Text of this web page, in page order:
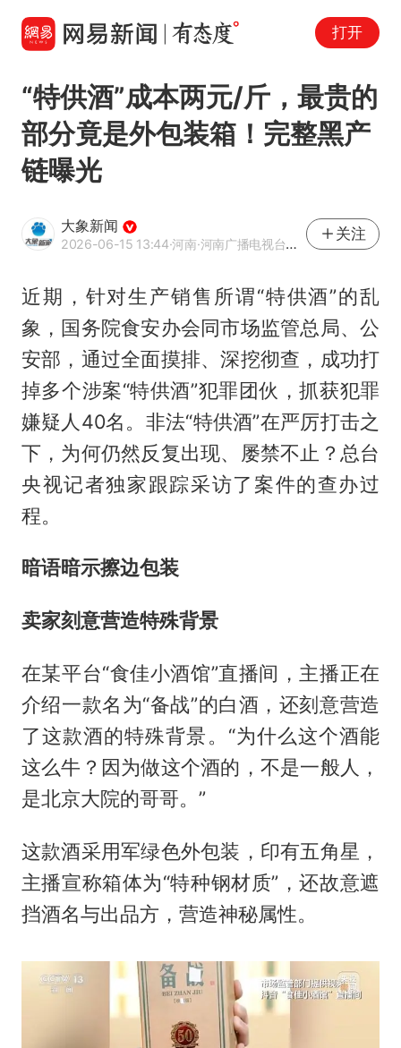
打开
“特供酒”成本两元/斤，最贵的
部分竟是外包装箱！完整黑产
链曝光
大象新闻
2026-06-15 13:44·河南·河南广播电视台官方网易号
关注
近期，针对生产销售所谓“特供酒”的乱
象，国务院食安办会同市场监管总局、公
安部，通过全面摸排、深挖彻查，成功打
掉多个涉案“特供酒”犯罪团伙，抓获犯罪
嫌疑人40名。非法“特供酒”在严厉打击之
下，为何仍然反复出现、屡禁不止？总台
央视记者独家跟踪采访了案件的查办过
程。
暗语暗示擦边包装
卖家刻意营造特殊背景
在某平台“食佳小酒馆”直播间，主播正在
介绍一款名为“备战”的白酒，还刻意营造
了这款酒的特殊背景。“为什么这个酒能
这么牛？因为做这个酒的，不是一般人，
是北京大院的哥哥。”
这款酒采用军绿色外包装，印有五角星，
主播宣称箱体为“特种钢材质”，还故意遮
挡酒名与出品方，营造神秘属性。